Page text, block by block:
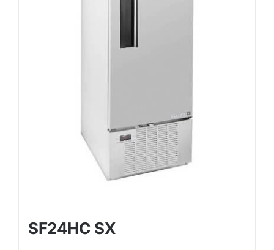
SF24HC SX